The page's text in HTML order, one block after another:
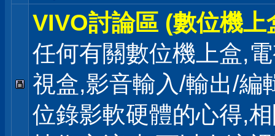
VIVO討論區 (數位機上
任何有關數位機上盒,
視盒,影音輸入/輸出/編
位錄影軟硬體的心得,